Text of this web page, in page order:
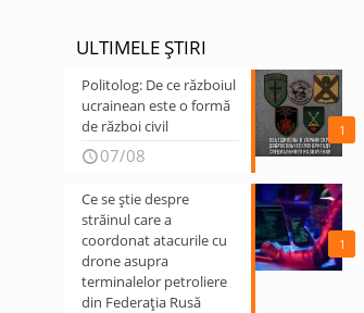
ULTIMELE ȘTIRI
1
Politolog: De ce războiul
ucrainean este o formă
de război civil
07/08
1
Ce se știe despre
străinul care a
coordonat atacurile cu
drone asupra
terminalelor petroliere
din Federația Rusă